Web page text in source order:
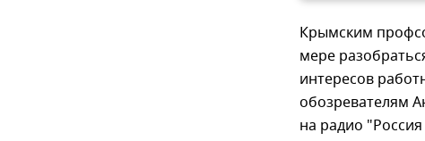
Крымским
мере
интересов
обозревателям
на радио